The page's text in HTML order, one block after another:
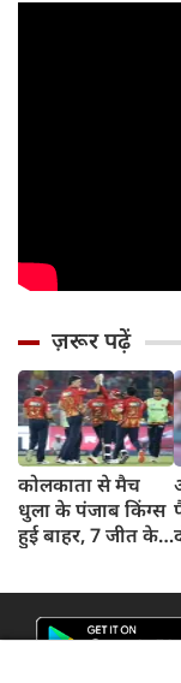
ज़रूर पढ़ें
कोलकाता से मैच
धुला के पंजाब किंग्स
हुई बाहर, 7 जीत के